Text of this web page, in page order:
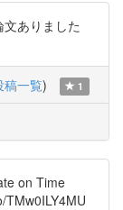
文ありました
稿一覧) 1
on Time